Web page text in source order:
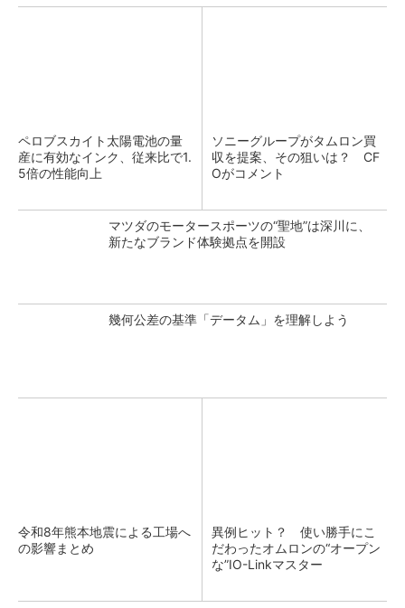
ペロブスカイト太陽電池の量
産に有効なインク、従来比で1.
5倍の性能向上
ソニーグループがタムロン買
収を提案、その狙いは？ CF
Oがコメント
マツダのモータースポーツの“聖地”は深川に、
新たなブランド体験拠点を開設
幾何公差の基準「データム」を理解しよう
令和8年熊本地震による工場へ
の影響まとめ
異例ヒット？ 使い勝手にこ
だわったオムロンの“オープン
な”IO-Linkマスター